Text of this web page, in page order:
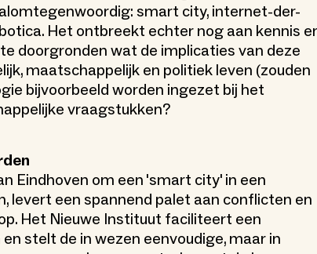
smart city, internet-der-
Het ontbreekt echter nog aan kennis
doorgronden wat de implicaties van deze
maatschappelijk en politiek leven (zouden
bijvoorbeeld worden ingezet bij het
vraagstukken?
Eindhoven om een 'smart city' in een
levert een spannend palet aan conflicten en
Het Nieuwe Instituut faciliteert een
stelt de in wezen eenvoudige, maar in